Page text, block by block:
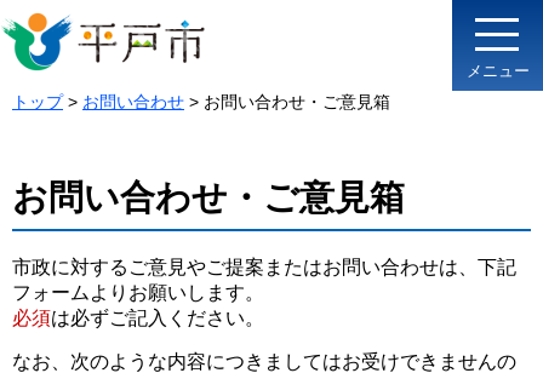
メニュー
トップ> お問­い合わせ > お問い合わせ・ご意見箱
お問い合わせ・ご意見箱
市政に対するご意見やご提案またはお問い合わせは、下記
フォームよりお願いします。
必須は必ずご記入ください。
なお、次のような内容につきましてはお受けできませんの